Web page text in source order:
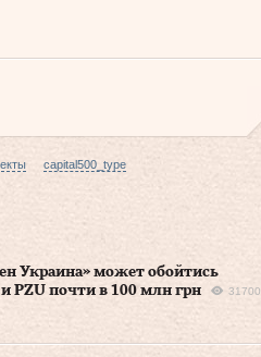
capital500_type
Украина» может обойтись
PZU почти в 100 млн грн
31700